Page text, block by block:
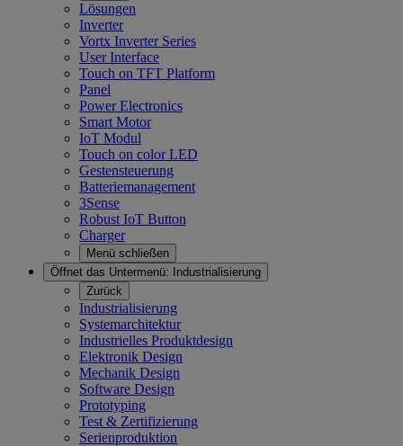
Lösungen
Inverter
Vortx Inverter Series
User Interface
Touch on TFT Platform
Panel
Power Electronics
Smart Motor
IoT Modul
Touch on color LED
Gestensteuerung
Batteriemanagement
3Sense
Robust IoT Button
Charger
Menü schließen
Öffnet das Untermenü:
Industrialisierung
Zurück
Industrialisierung
Systemarchitektur
Industrielles Produktdesign
Elektronik Design
Mechanik Design
Software Design
Prototyping
Test & Zertifizierung
Serienproduktion